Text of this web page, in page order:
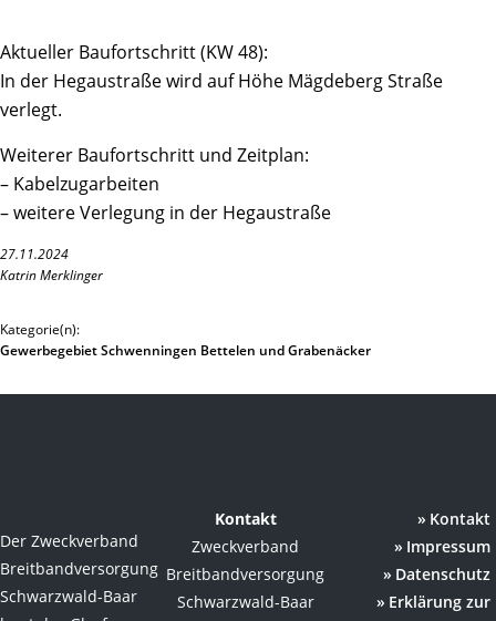
Aktueller Baufortschritt (KW 48):
In der Hegaustraße wird auf Höhe Mägdeberg Straße
verlegt.
Weiterer Baufortschritt und Zeitplan:
– Kabelzugarbeiten
– weitere Verlegung in der Hegaustraße
27.11.2024
Katrin Merklinger
Kategorie(n):
Gewerbegebiet Schwenningen Bettelen und Grabenäcker
Der Zweckverband
Breitbandversorgung
Schwarzwald-Baar
Kontakt
Zweckverband
Breitbandversorgung
Schwarzwald-Baar
Kontakt
Impressum
Datenschutz
Erklärung zur